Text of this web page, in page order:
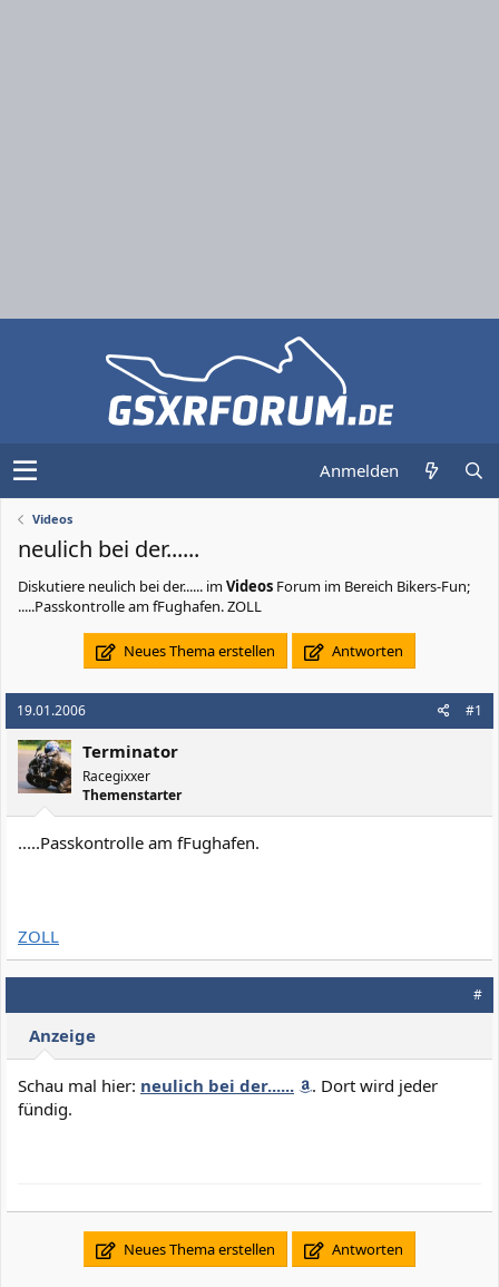
Anmelden
Videos
neulich bei der......
Diskutiere neulich bei der...... imVideos Forum im Bereich Bikers-Fun;
.....Passkontrolle am fFughafen. ZOLL
Neues Thema erstellen Antworten
19.01.2006 #1
Terminator
Racegixxer
Themenstarter
.....Passkontrolle am fFughafen.
ZOLL
#
Anzeige
Schau mal hier: neulich bei der......
. Dort wird jeder
fündig.
Neues Thema erstellen Antworten